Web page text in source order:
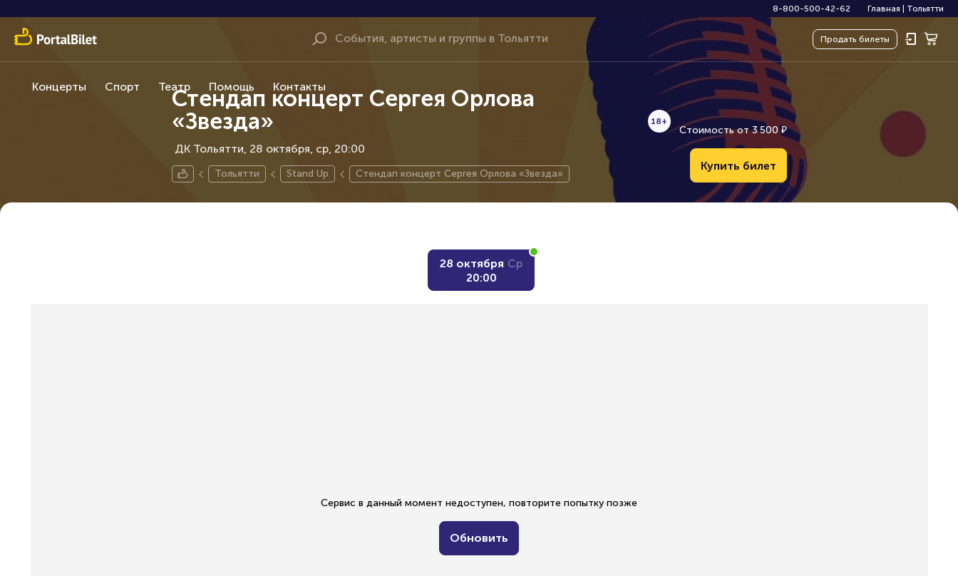
8-800-500-42-62 Главная Тольятти
Продать билеты
Концерты Спорт Театр Помощь Контакты
Стендап концерт Сергея Орлова
«Звезда»
ДК Тольятти, 28 октября
18+
ср, 20:00
Тольятти Stand Up Стендап концерт Сергея Орлова «Звезда»
Стоимость от 3500 ₽
Купить билет
28 октября Ср
20:00
Сервис в данный момент недоступен, повторите попытку позже
Обновить